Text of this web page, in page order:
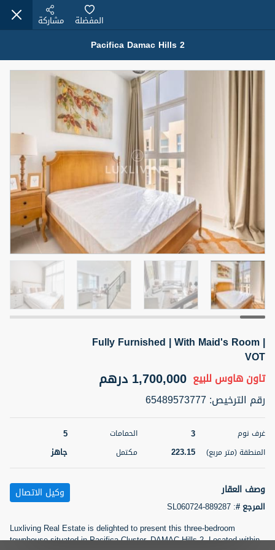
عقارات للبيع (12441)
1.5 BHK 48 Parkside
شقة
1,350,000 درهم
4
سرير
1
حمام
2
المنطقة (متر
75.43
المعروض
مفروش/ة جزئيا جاهز
اسم الوسيط
MOHAMMED ARSHAD SAIYED
رقم الوسيط
أتصل الأن
5 أشهر +
2BR Golf, Pool & Villa View | 3 Bathrooms | 1,274.77 Sq
Ft | Ellington House II
شقةللبيع 4,100,000 درهم
22
2
3
مربع)
118.34
المعروض
غير مفروش /ة
اسم الوسيط
TATIANA VEBER
رقم الوسيط
5 أشهر +
Pacifica Damac Hills 2
المفضلة مشاركة
Fully Furnished | With Maid's Room |
VOT
تاون هاوس للبيع 1,700,000 درهم
رقم الترخيص:
65489573777
غرف نوم 3 الحمامات 5
المنطقة (متر مربع) 223.15 مكتمل جاهز
وصف العقار
المرجع #:
SL060724-889287
وكيل الاتصال
Luxliving Real Estate is delighted to present this three-bedroom
townhouse situated in Pacifica Cluster, DAMAC Hills 2. Located within
تصفية